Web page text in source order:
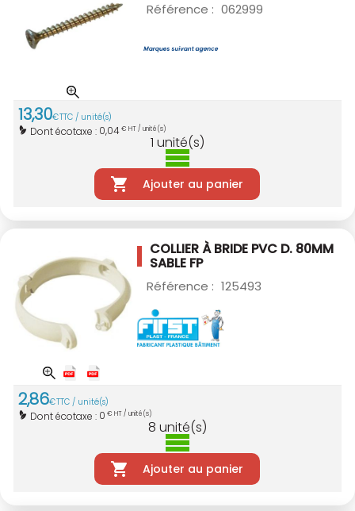
Référence : 062999
13,30€TTC / unité(s)
Dont écotaxe : 0,04€ HT / unité(s)
1 unité(s)
Ajouter au panier
COLLIER À BRIDE PVC D. 80MM
SABLE FP
Référence : 125493
2,86€TTC / unité(s)
Dont écotaxe : 0 € HT / unité(s)
8 unité(s)
Ajouter au panier